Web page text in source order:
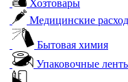
Хозтовары
Медицинские
Бытовая химия
Упаковочные